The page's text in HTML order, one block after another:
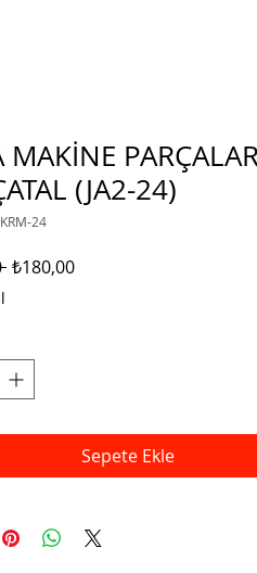
MAKİNE
(JA2-24)
24
Normal
₺180,00İndirimli
Sepete Ekle